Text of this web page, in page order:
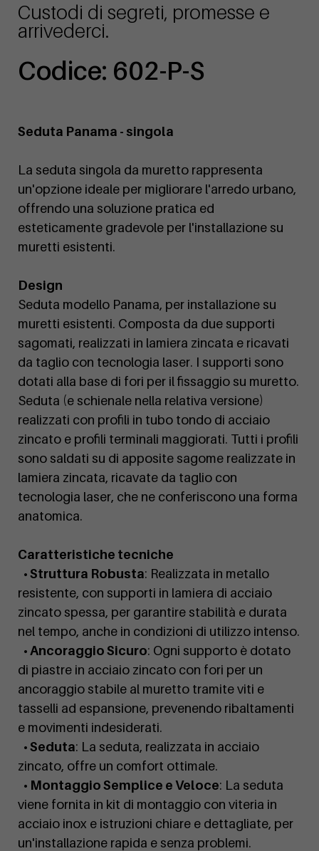
Custodi di segreti, promesse e
arrivederci.
Codice: 602-P-S
Seduta Panama - singola
La seduta singola da muretto rappresenta
un'opzione ideale per migliorare l'arredo urbano,
offrendo una soluzione pratica ed
esteticamente gradevole per l'installazione su
muretti esistenti.
Design
Seduta modello Panama, per installazione su
muretti esistenti. Composta da due supporti
sagomati, realizzati in lamiera zincata e ricavati
da taglio con tecnologia laser. I supporti sono
dotati alla base di fori per il fissaggio su muretto.
Seduta (e schienale nella relativa versione)
realizzati con profili in tubo tondo di acciaio
zincato e profili terminali maggiorati. Tutti i profili
sono saldati su di apposite sagome realizzate in
lamiera zincata, ricavate da taglio con
tecnologia laser, che ne conferiscono una forma
anatomica.
Caratteristiche tecniche
• Struttura Robusta: Realizzata in metallo
resistente, con supporti in lamiera di acciaio
zincato spessa, per garantire stabilità e durata
nel tempo, anche in condizioni di utilizzo intenso.
• Ancoraggio Sicuro: Ogni supporto è dotato
di piastre in acciaio zincato con fori per un
ancoraggio stabile al muretto tramite viti e
tasselli ad espansione, prevenendo ribaltamenti
e movimenti indesiderati.
• Seduta: La seduta, realizzata in acciaio
zincato, offre un comfort ottimale.
• Montaggio Semplice e Veloce: La seduta
viene fornita in kit di montaggio con viteria in
acciaio inox e istruzioni chiare e dettagliate, per
un'installazione rapida e senza problemi.